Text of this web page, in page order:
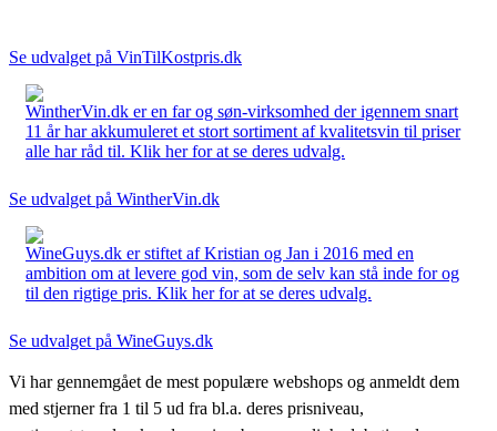
Se udvalget på VinTilKostpris.dk
WintherVin.dk er en far og søn-virksomhed der igennem snart
11 år har akkumuleret et stort sortiment af kvalitetsvin til priser
alle har råd til. Klik her for at se deres udvalg.
Se udvalget på WintherVin.dk
WineGuys.dk er stiftet af Kristian og Jan i 2016 med en
ambition om at levere god vin, som de selv kan stå inde for og
til den rigtige pris. Klik her for at se deres udvalg.
Se udvalget på WineGuys.dk
Vi har gennemgået de mest populære webshops og anmeldt dem
med stjerner fra 1 til 5 ud fra bl.a. deres prisniveau,